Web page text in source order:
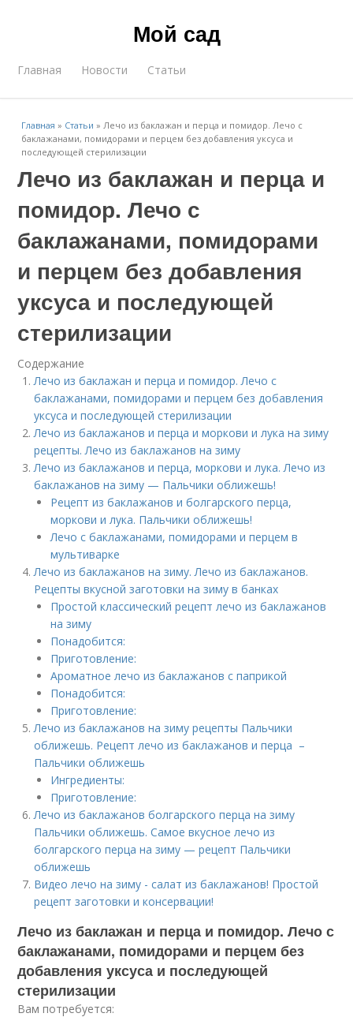
Мой сад
Главная Новости Статьи
Главная » Статьи »Лечо из баклажан и перца и помидор. Лечо с
баклажанами, помидорами и перцем без добавления уксуса и
последующей стерилизации
Лечо из баклажан и перца и
помидор. Лечо с
баклажанами, помидорами
и перцем без добавления
уксуса и последующей
стерилизации
Содержание
Лечо из баклажан и перца и помидор. Лечо с
баклажанами, помидорами и перцем без добавления
уксуса и последующей стерилизации
Лечо из баклажанов и перца и моркови и лука на зиму
рецепты. Лечо из баклажанов на зиму
Лечо из баклажанов и перца, моркови и лука. Лечо из
баклажанов на зиму — Пальчики оближешь!
Рецепт из баклажанов и болгарского перца,
моркови и лука. Пальчики оближешь!
Лечо с баклажанами, помидорами и перцем в
мультиварке
Лечо из баклажанов на зиму. Лечо из баклажанов.
Рецепты вкусной заготовки на зиму в банках
Простой классический рецепт лечо из баклажанов
на зиму
Понадобится:
Приготовление:
Ароматное лечо из баклажанов с паприкой
Понадобится:
Приготовление:
Лечо из баклажанов на зиму рецепты Пальчики
оближешь. Рецепт лечо из баклажанов и перца –
Пальчики оближешь
Ингредиенты:
Приготовление:
Лечо из баклажанов болгарского перца на зиму
Пальчики оближешь. Самое вкусное лечо из
болгарского перца на зиму — рецепт Пальчики
оближешь
Видео лечо на зиму - салат из баклажанов! Простой
рецепт заготовки и консервации!
Лечо из баклажан и перца и помидор. Лечо с
баклажанами, помидорами и перцем без
добавления уксуса и последующей
стерилизации
Вам потребуется: